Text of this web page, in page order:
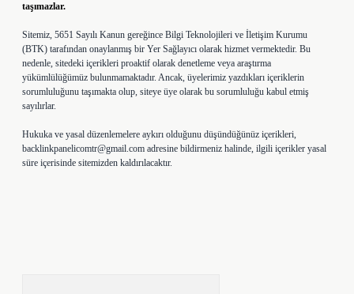
taşımazlar.
Sitemiz, 5651 Sayılı Kanun gereğince Bilgi Teknolojileri ve İletişim Kurumu
(BTK) tarafından onaylanmış bir Yer Sağlayıcı olarak hizmet vermektedir. Bu
nedenle, sitedeki içerikleri proaktif olarak denetleme veya araştırma
yükümlülüğümüz bulunmamaktadır. Ancak, üyelerimiz yazdıkları içeriklerin
sorumluluğunu taşımakta olup, siteye üye olarak bu sorumluluğu kabul etmiş
sayılırlar.
Hukuka ve yasal düzenlemelere aykırı olduğunu düşündüğünüz içerikleri,
backlinkpanelicomtr@gmail.com adresine bildirmeniz halinde, ilgili içerikler yasal
süre içerisinde sitemizden kaldırılacaktır.